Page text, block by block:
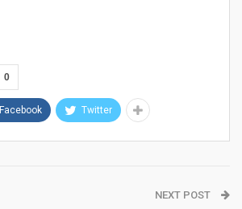
0
Facebook Twitter
NEXT POST